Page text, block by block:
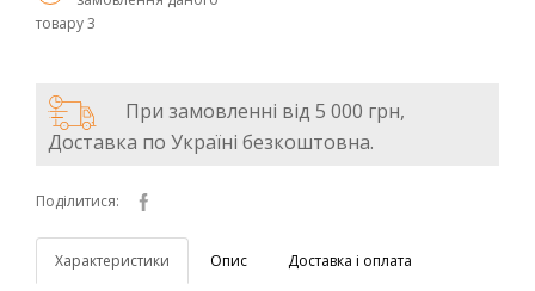
товару3
При замовленні від 5 000 грн,
Доставка по Україні безкоштовна.
Поділитися:
Характеристики Опис Доставка і оплата